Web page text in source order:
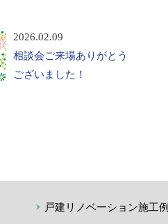
2026.02.09
相談会ご来場ありがとう
ございました！
戸建リノベーション施工例